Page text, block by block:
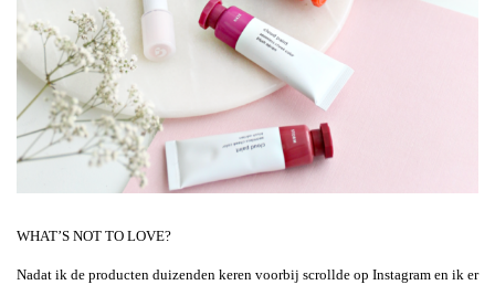
WHAT’S NOT TO LOVE?
Nadat ik de producten duizenden keren voorbij scrollde op Instagram en ik er